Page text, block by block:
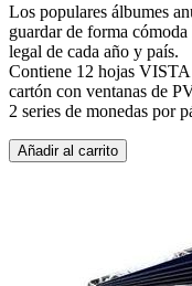
Los populares álbumes
guardar de forma cómoda
legal de cada año y país.
Contiene 12 hojas VISTA
cartón con ventanas de
2 series de monedas por
Añadir al carrito